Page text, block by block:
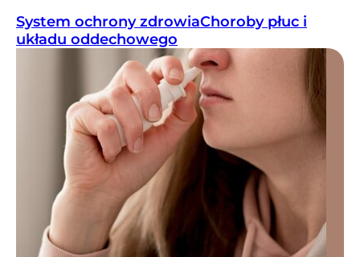
System ochrony zdrowiaChoroby płuc i
układu oddechowego